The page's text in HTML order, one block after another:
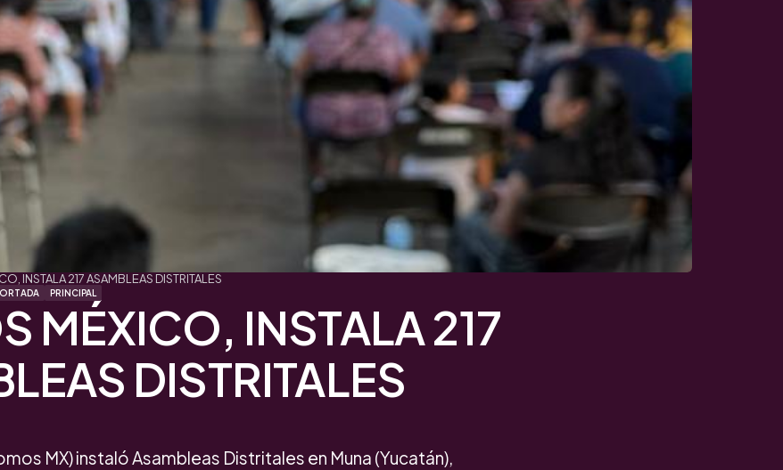
PRINCIPAL
MÉXICO, INSTALA 217
DISTRITALES
INSTALA 217 ASAMBLEAS DISTRITALES
MX) instaló Asambleas Distritales en Muna (Yucatán),